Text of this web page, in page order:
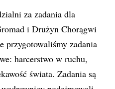
za zadania dla
i Drużyn Chorągwi
przygotowaliśmy zadania
harcerstwo w ruchu,
świata. Zadania są